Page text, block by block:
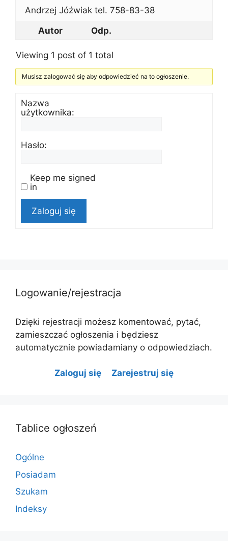
Andrzej Jóźwiak tel. 758-83-38
Autor
Odp.
Viewing 1 post of 1 total
Musisz zalogować się aby odpowiedzieć na to ogłoszenie.
Nazwa
użytkownika:
Hasło:
Keep me signed
in
Zaloguj się
Logowanie/rejestracja
Dzięki rejestracji możesz komentować, pytać,
zamieszczać ogłoszenia i będziesz
automatycznie powiadamiany o odpowiedziach.
Zaloguj się Zarejestruj się
Tablice ogłoszeń
Ogólne
Posiadam
Szukam
Indeksy